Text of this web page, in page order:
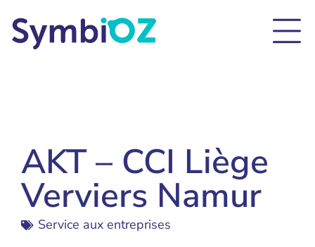
AKT – CCI Liège
Verviers Namur
Service aux entreprises